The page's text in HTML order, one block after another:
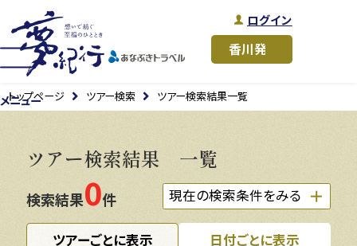
ログイン
メニュー
トップページ ツアー検索 ツアー検索結果一覧
ツアー検索結果 一覧
検索結果0件 現在の検索条件をみる
ツアーごとに表示 日付ごとに表示